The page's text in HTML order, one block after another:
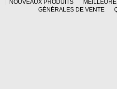
NOUVEAUX PRODUITS
GÉNÉRALES DE VENTE